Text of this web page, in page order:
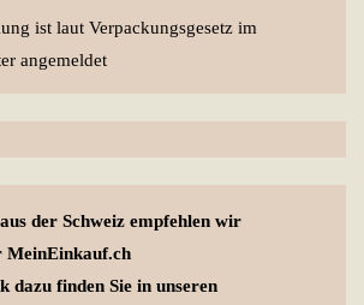
der Schweiz empfehlen wir
MeinEinkauf.ch
dazu finden Sie in unseren